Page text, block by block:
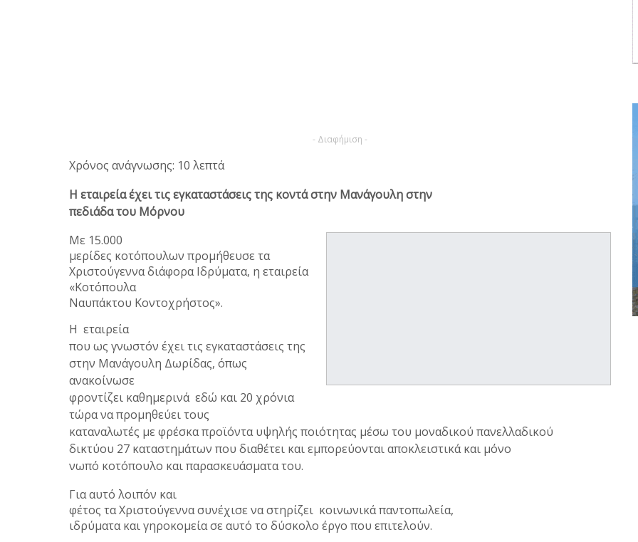
- Διαφήμιση -
Χρόνος ανάγνωσης: 10 λεπτά
Η εταιρεία έχει τις εγκαταστάσεις της κοντά στην Μανάγουλη στην
πεδιάδα του Μόρνου
Με 15.000
μερίδες κοτόπουλων προμήθευσε τα
Χριστούγεννα διάφορα Ιδρύματα, η εταιρεία
«Κοτόπουλα
Ναυπάκτου Κοντοχρήστος».
Η εταιρεία
που ως γνωστόν έχει τις εγκαταστάσεις της
στην Μανάγουλη Δωρίδας, όπως
ανακοίνωσε
φροντίζει καθημερινά εδώ και 20 χρόνια
τώρα να προμηθεύει τους
καταναλωτές με φρέσκα προϊόντα υψηλής ποιότητας μέσω του μοναδικού πανελλαδικού
δικτύου 27 καταστημάτων που διαθέτει και εμπορεύονται αποκλειστικά και μόνο
νωπό κοτόπουλο και παρασκευάσματα του.
Για αυτό λοιπόν και
φέτος τα Χριστούγεννα συνέχισε να στηρίζει κοινωνικά παντοπωλεία,
ιδρύματα και γηροκομεία σε αυτό το δύσκολο έργο που επιτελούν.